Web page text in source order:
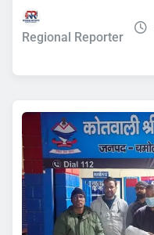
Regional Reporter